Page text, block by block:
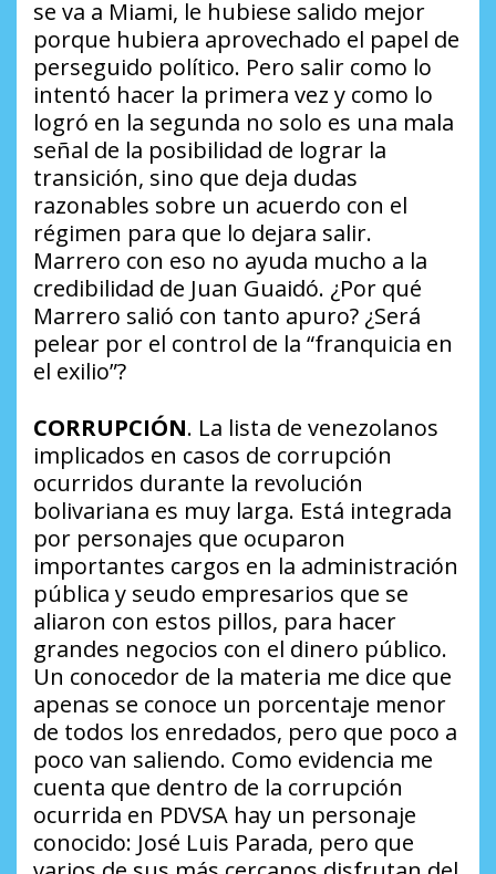
se va a Miami, le hubiese salido mejor
porque hubiera aprovechado el papel de
perseguido político. Pero salir como lo
intentó hacer la primera vez y como lo
logró en la segunda no solo es una mala
señal de la posibilidad de lograr la
transición, sino que deja dudas
razonables sobre un acuerdo con el
régimen para que lo dejara salir.
Marrero con eso no ayuda mucho a la
credibilidad de Juan Guaidó. ¿Por qué
Marrero salió con tanto apuro? ¿Será
pelear por el control de la “franquicia en
el exilio”?
CORRUPCIÓN. La lista de venezolanos
implicados en casos de corrupción
ocurridos durante la revolución
bolivariana es muy larga. Está integrada
por personajes que ocuparon
importantes cargos en la administración
pública y seudo empresarios que se
aliaron con estos pillos, para hacer
grandes negocios con el dinero público.
Un conocedor de la materia me dice que
apenas se conoce un porcentaje menor
de todos los enredados, pero que poco a
poco van saliendo. Como evidencia me
cuenta que dentro de la corrupción
ocurrida en PDVSA hay un personaje
conocido: José Luis Parada, pero que